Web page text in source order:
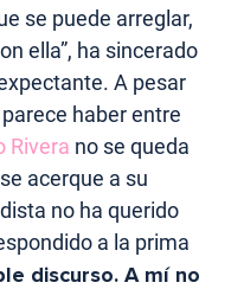
se puede arreglar,
ella”, ha sincerado
A pesar
haber entre
Rivera no se queda
acerque a su
no ha querido
a la prima
discurso. A mí no